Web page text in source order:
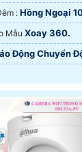
❈ Tầm Xa Ban Đêm : Hồng Ngoại
Mẫu Xoay 360.
Động Chuyển